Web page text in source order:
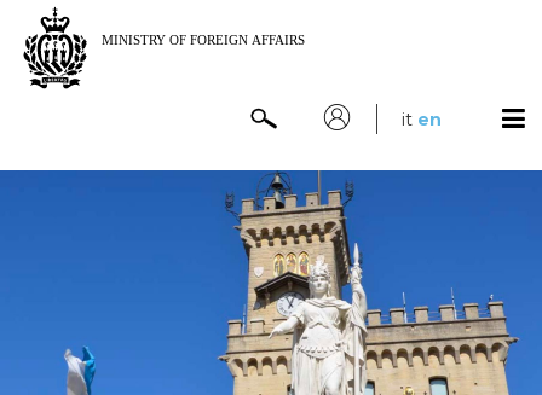
it en